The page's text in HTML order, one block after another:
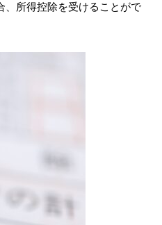
、所得控除を受けることがで